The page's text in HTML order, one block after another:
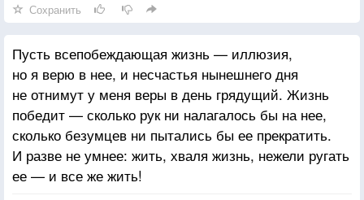
Сохранить
Пусть всепобеждающая жизнь — иллюзия,
но я верю в нее, и несчастья нынешнего дня
не отнимут у меня веры в день грядущий. Жизнь
победит — сколько рук ни налагалось бы на нее,
сколько безумцев ни пытались бы ее прекратить.
И разве не умнее: жить, хваля жизнь, нежели ругать
ее — и все же жить!